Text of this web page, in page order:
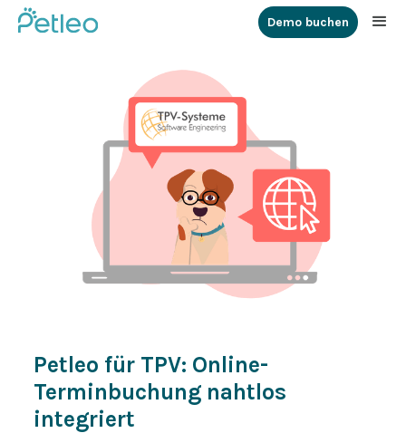
Demo buchen
Petleo für TPV: Online-
Terminbuchung nahtlos
integriert